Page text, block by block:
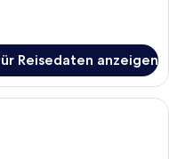
Reisedaten anzeigen
mit einem großen